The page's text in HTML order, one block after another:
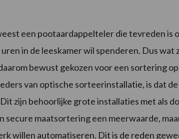
een pootaardappelteler die tevreden is
in de leeskamer wil spenderen. Dus wat
bewust gekozen voor een sortering
van optische sorteerinstallatie, is dat
zijn behoorlijke grote installaties met als
secure maatsortering een meerwaarde,
willen automatiseren. Dit is de reden